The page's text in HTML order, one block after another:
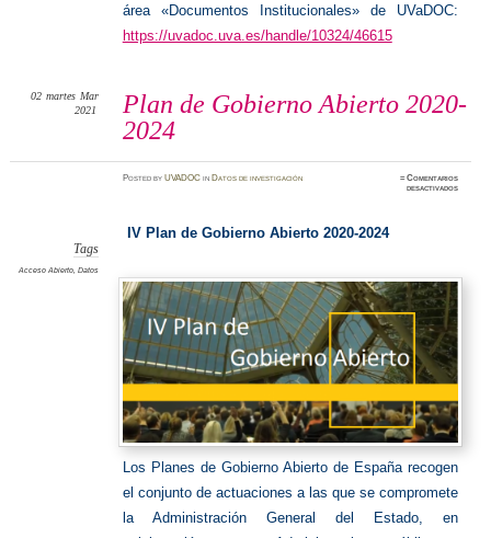
área «Documentos Institucionales» de UVaDOC:
https://uvadoc.uva.es/handle/10324/46615
Plan de Gobierno Abierto 2020-
2024
02 martes Mar
2021
PostedbyUVADOC inDatos de investigación ≈Comentarios
desactivadosen
Tags
Acceso Abierto, Datos
IV Plan de Gobierno Abierto 2020-2024
Los Planes de Gobierno Abierto de España recogen
el conjunto de actuaciones a las que se compromete
la Administración General del Estado, en